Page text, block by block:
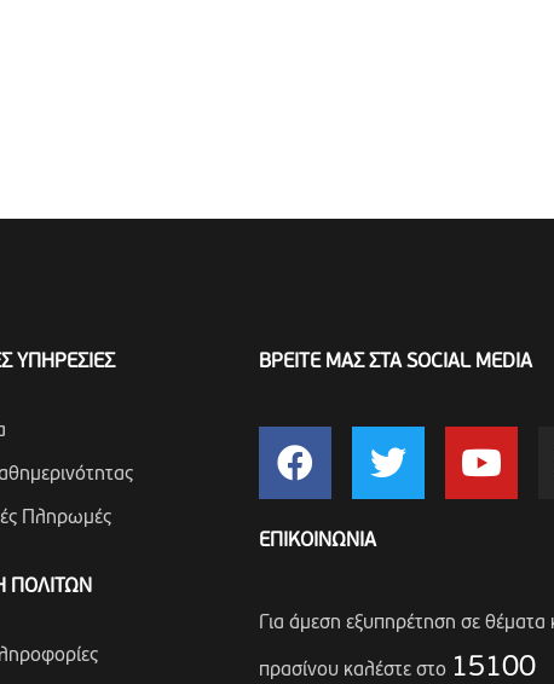
ΥΠΗΡΕΣΙΕΣ
Πληρωμές
ΠΟΛΙΤΩΝ
ΒΡΕΙΤΕ ΜΑΣ ΣΤΑ SOCIAL MEDIA
ΕΠΙΚΟΙΝΩΝΙΑ
Για άμεση εξυπηρέτηση σε θέματα
πρασίνου καλέστε στο 15100